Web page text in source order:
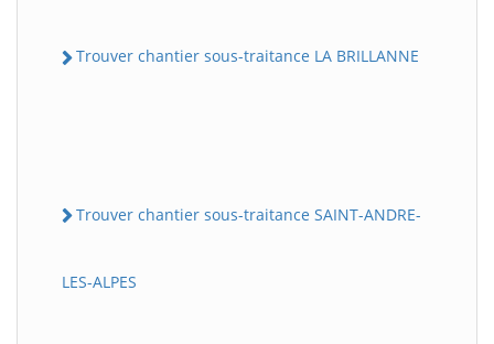
Trouver chantier sous-traitance LA BRILLANNE
Trouver chantier sous-traitance SAINT-ANDRE-
LES-ALPES